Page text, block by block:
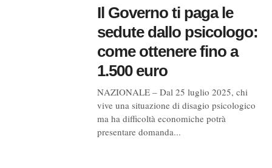
Il Governo ti paga le
sedute dallo psicologo:
come ottenere fino a
1.500 euro
NAZIONALE – Dal 25 luglio 2025, chi
vive una situazione di disagio psicologico
ma ha difficoltà economiche potrà
presentare domanda...